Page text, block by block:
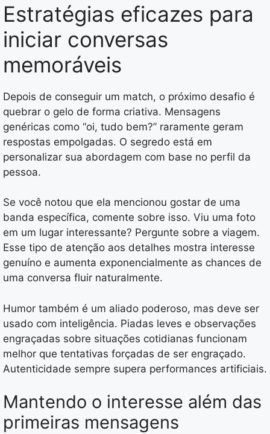
Estratégias eficazes para
iniciar conversas
memoráveis
Depois de conseguir um match, o próximo desafio é
quebrar o gelo de forma criativa. Mensagens
genéricas como “oi, tudo bem?” raramente geram
respostas empolgadas. O segredo está em
personalizar sua abordagem com base no perfil da
pessoa.
Se você notou que ela mencionou gostar de uma
banda específica, comente sobre isso. Viu uma foto
em um lugar interessante? Pergunte sobre a viagem.
Esse tipo de atenção aos detalhes mostra interesse
genuíno e aumenta exponencialmente as chances de
uma conversa fluir naturalmente.
Humor também é um aliado poderoso, mas deve ser
usado com inteligência. Piadas leves e observações
engraçadas sobre situações cotidianas funcionam
melhor que tentativas forçadas de ser engraçado.
Autenticidade sempre supera performances artificiais.
Mantendo o interesse além das
primeiras mensagens